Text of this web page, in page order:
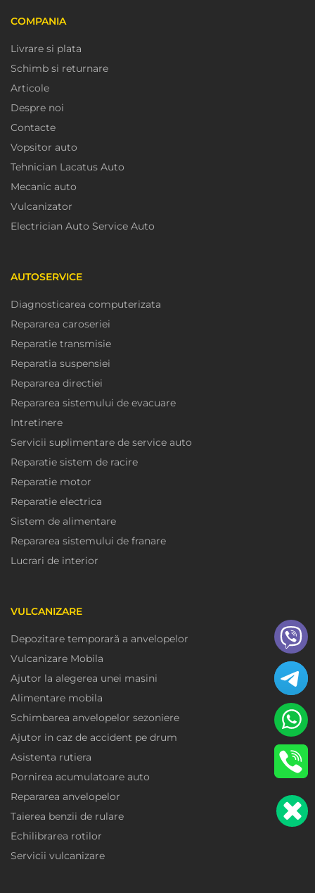
COMPANIA
Livrare si plata
Schimb si returnare
Articole
Despre noi
Contacte
Vopsitor auto
Tehnician Lacatus Auto
Mecanic auto
Vulcanizator
Electrician Auto Service Auto
AUTOSERVICE
Diagnosticarea computerizata
Repararea caroseriei
Reparatie transmisie
Reparatia suspensiei
Repararea directiei
Repararea sistemului de evacuare
Intretinere
Servicii suplimentare de service auto
Reparatie sistem de racire
Reparatie motor
Reparatie electrica
Sistem de alimentare
Repararea sistemului de franare
Lucrari de interior
VULCANIZARE
Depozitare temporară a anvelopelor
Vulcanizare Mobila
Ajutor la alegerea unei masini
Alimentare mobila
Schimbarea anvelopelor sezoniere
Ajutor in caz de accident pe drum
Asistenta rutiera
Pornirea acumulatoare auto
Repararea anvelopelor
Taierea benzii de rulare
Echilibrarea rotilor
Servicii vulcanizare